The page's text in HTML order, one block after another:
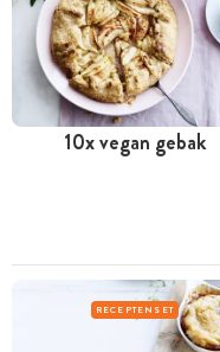
10x vegan gebak
RECEPTENSET